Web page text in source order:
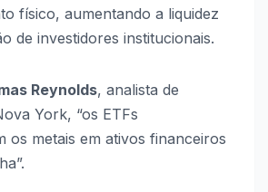
físico, aumentando a liquidez
de investidores institucionais.
Reynolds, analista de
York, “os ETFs
os metais em ativos financeiros